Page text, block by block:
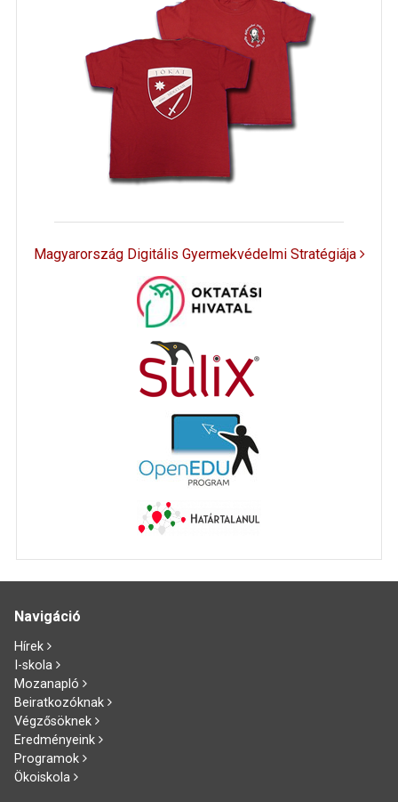
Magyarország Digitális Gyermekvédelmi Stratégiája
Navigáció
Hírek
I-skola
Mozanapló
Beiratkozóknak
Végzősöknek
Eredményeink
Programok
Ökoiskola